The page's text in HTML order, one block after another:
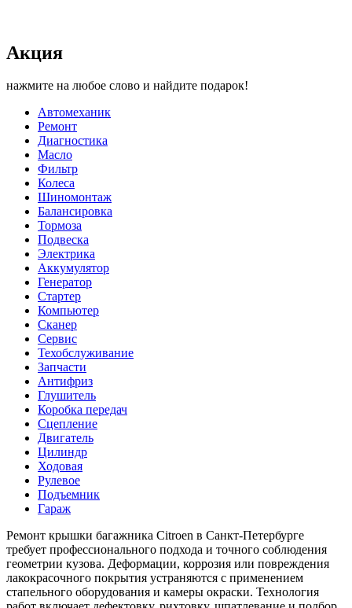
Акция
нажмите на любое слово и найдите подарок!
Автомеханик
Ремонт
Диагностика
Масло
Фильтр
Колеса
Шиномонтаж
Балансировка
Тормоза
Подвеска
Электрика
Аккумулятор
Генератор
Стартер
Компьютер
Сканер
Сервис
Техобслуживание
Запчасти
Антифриз
Глушитель
Коробка передач
Сцепление
Двигатель
Цилиндр
Ходовая
Рулевое
Подъемник
Гараж
Ремонт крышки багажника Citroen в Санкт-Петербурге
требует профессионального подхода и точного соблюдения
геометрии кузова. Деформации, коррозия или повреждения
лакокрасочного покрытия устраняются с применением
стапельного оборудования и камеры окраски. Технология